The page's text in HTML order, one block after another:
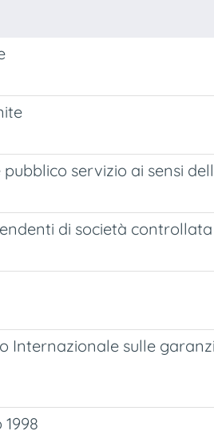
servizio ai sensi
di società controllata
Internazionale sulle